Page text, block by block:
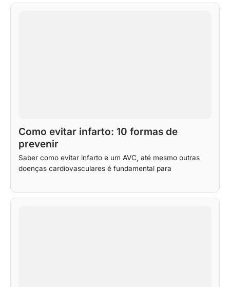
Como evitar infarto: 10 formas de
prevenir
Saber como evitar infarto e um AVC, até mesmo outras
doenças cardiovasculares é fundamental para